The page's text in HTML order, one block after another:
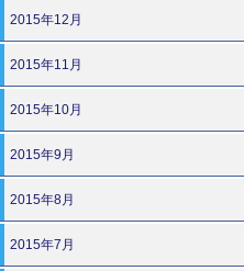
2015年12月
2015年11月
2015年10月
2015年9月
2015年8月
2015年7月